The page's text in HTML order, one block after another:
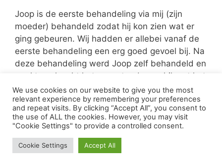
Joop is de eerste behandeling via mij (zijn
moeder) behandeld zodat hij kon zien wat er
ging gebeuren. Wij hadden er allebei vanaf de
eerste behandeling een erg goed gevoel bij. Na
deze behandeling werd Joop zelf behandeld en
merkte ook echt het weerstand verschil met het
ene buisje of met een ander buisje.(de ene keer
ben ik vet sterk en de andere keer vet slap).
Soms was hij moe na een behandeling een
andere keer erg druk. Heel veel dingen mocht
hij niet eten of aanraken gedurende de 25 uur
na de behandeling maar gelukkig mag je bijna
We use cookies on our website to give you the most
relevant experience by remembering your preferences
and repeat visits. By clicking “Accept All”, you consent to
the use of ALL the cookies. However, you may visit
"Cookie Settings" to provide a controlled consent.
Cookie Settings Accept All